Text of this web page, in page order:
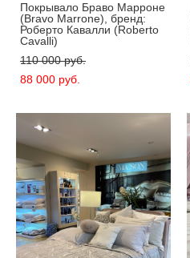
Покрывало Браво Марроне
(Bravo Marrone), бренд:
Роберто Кавалли (Roberto
Cavalli)
110 000 pуб.
88 000 pуб.